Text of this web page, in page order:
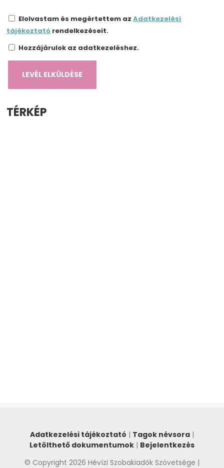
Elolvastam és megértettem azAdatkezelési
tájékoztató rendelkezéseit.
Hozzájárulok az adatkezeléshez.
TÉRKÉP
Adatkezelési tájékoztató | Tagok névsora |
Letölthető dokumentumok | Bejelentkezés
© Copyright 2026 Hévízi Szobakiadók Szövetsége |